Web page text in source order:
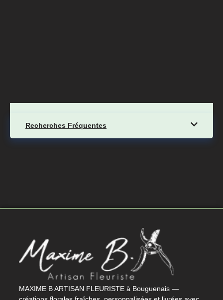
Recherches Fréquentes
MAXIME B ARTISAN FLEURISTE à Bouguenais —